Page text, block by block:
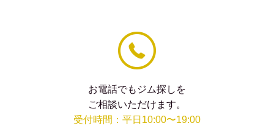
お電話でもジム探しを
ご相談いただけます。
受付時間：平日10:00〜19:00